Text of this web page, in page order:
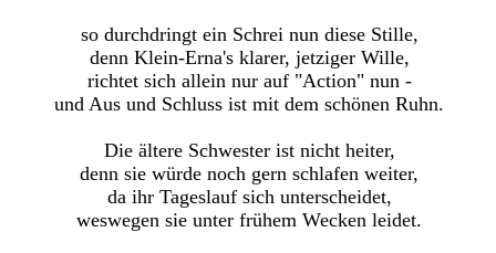
so durchdringt ein Schrei nun diese Stille,
denn Klein-Erna's klarer, jetziger Wille,
richtet sich allein nur auf "Action" nun -
und Aus und Schluss ist mit dem schönen Ruhn.
Die ältere Schwester ist nicht heiter,
denn sie würde noch gern schlafen weiter,
da ihr Tageslauf sich unterscheidet,
weswegen sie unter frühem Wecken leidet.